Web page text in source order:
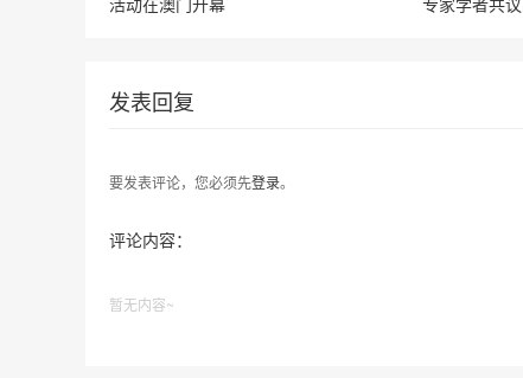
发表回复
要发表评论，您必须先登录。
评论内容：
暂无内容~